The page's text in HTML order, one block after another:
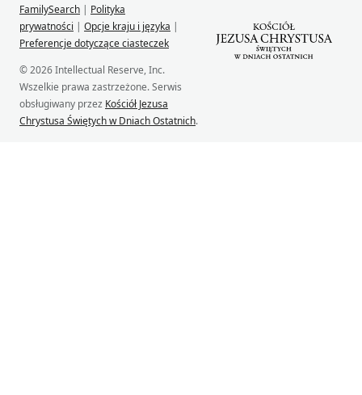
FamilySearch | Polityka
prywatności | Opcje kraju i języka |
Preferencje dotyczące ciasteczek
© 2026 Intellectual Reserve, Inc.
Wszelkie prawa zastrzeżone. Serwis
obsługiwany przez Kościół Jezusa
Chrystusa Świętych w Dniach Ostatnich.